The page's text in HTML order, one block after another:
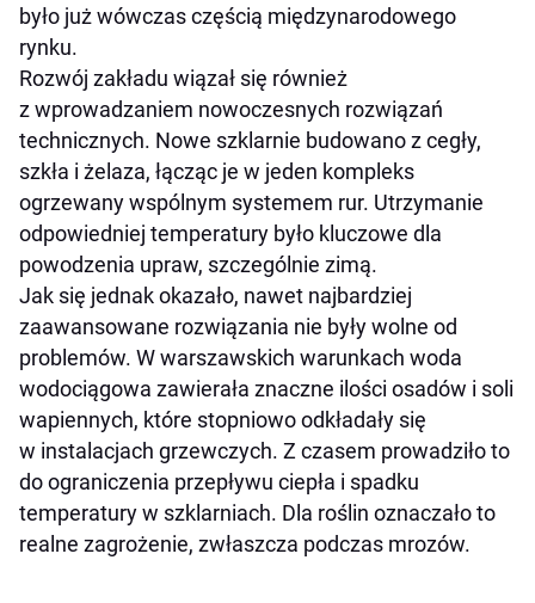
było już wówczas częścią międzynarodowego
rynku.
Rozwój zakładu wiązał się również
z wprowadzaniem nowoczesnych rozwiązań
technicznych. Nowe szklarnie budowano z cegły,
szkła i żelaza, łącząc je w jeden kompleks
ogrzewany wspólnym systemem rur. Utrzymanie
odpowiedniej temperatury było kluczowe dla
powodzenia upraw, szczególnie zimą.
Jak się jednak okazało, nawet najbardziej
zaawansowane rozwiązania nie były wolne od
problemów. W warszawskich warunkach woda
wodociągowa zawierała znaczne ilości osadów i soli
wapiennych, które stopniowo odkładały się
w instalacjach grzewczych. Z czasem prowadziło to
do ograniczenia przepływu ciepła i spadku
temperatury w szklarniach. Dla roślin oznaczało to
realne zagrożenie, zwłaszcza podczas mrozów.